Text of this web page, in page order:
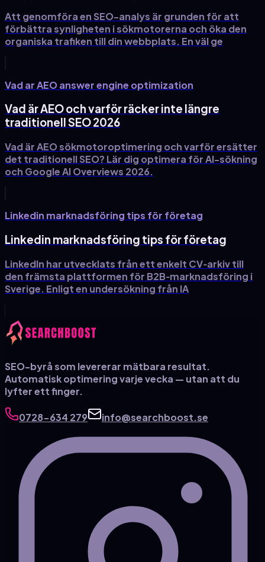
Att genomföra en SEO-analys är grunden för att
förbättra synligheten i sökmotorerna och öka den
organiska trafiken till din webbplats. En väl ge
Vad ar AEO answer engine optimization
Vad är AEO och varför räcker inte längre
traditionell SEO 2026
Vad är AEO sökmotoroptimering och varför ersätter
det traditionell SEO? Lär dig optimera för AI-sökning
och Google AI Overviews 2026.
Linkedin marknadsföring tips för företag
Linkedin marknadsföring tips för företag
LinkedIn har utvecklats från ett enkelt CV‑arkiv till
den främsta plattformen för B2B‑marknadsföring i
Sverige. Enligt en undersökning från IA
SEO-byrå som levererar mätbara resultat.
Automatisk optimering varje vecka — utan att du
lyfter ett finger.
0728-634 279 info@searchboost.se